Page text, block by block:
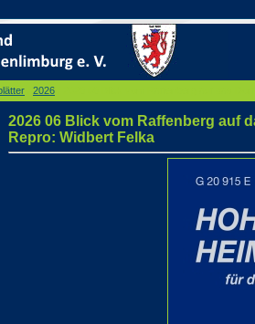
2026
2026 06 Blick vom Raffenberg auf
Repro: Widbert Felka